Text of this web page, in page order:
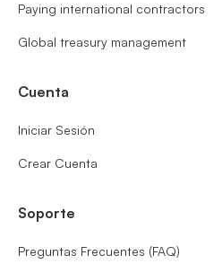
Paying international contractors
Global treasury management
Cuenta
Iniciar Sesión
Crear Cuenta
Soporte
Preguntas Frecuentes (FAQ)